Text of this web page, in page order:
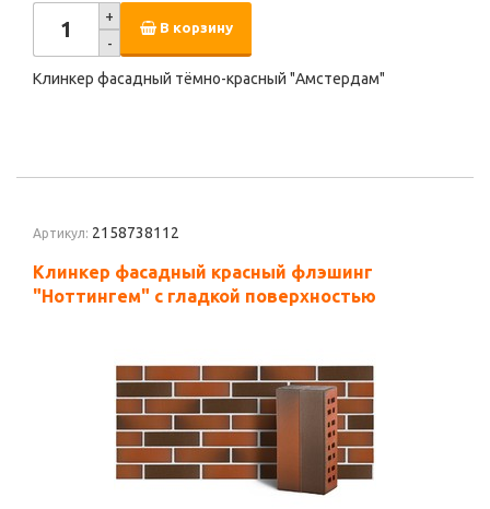
+
-
В корзину
Клинкер фасадный тёмно-красный "Амстердам"
Артикул: 2158738112
Клинкер фасадный красный флэшинг
"Ноттингем" с гладкой поверхностью